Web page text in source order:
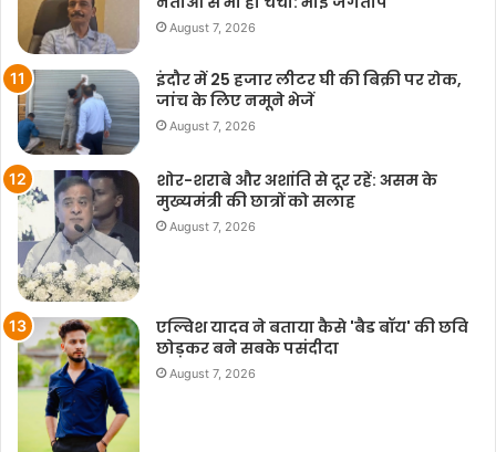
August 7, 2026
इंदौर में 25 हजार लीटर घी की बिक्री पर रोक,
जांच के लिए नमूने भेजें
August 7, 2026
शोर-शराबे और अशांति से दूर रहें: असम के
मुख्यमंत्री की छात्रों को सलाह
August 7, 2026
एल्विश यादव ने बताया कैसे 'बैड बॉय' की छवि
छोड़कर बने सबके पसंदीदा
August 7, 2026